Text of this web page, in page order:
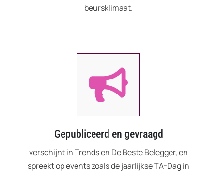
beursklimaat.
Gepubliceerd en gevraagd
verschijnt in Trends en De Beste Belegger, en
spreekt op events zoals de jaarlijkse TA-Dag in